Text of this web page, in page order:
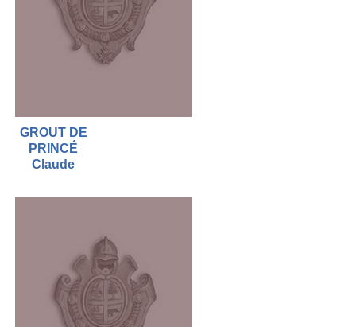
GROUT DE
PRINCÉ
Claude